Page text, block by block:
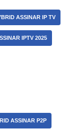
ASSINAR IP TV
IPTV 2025
ASSINAR P2P